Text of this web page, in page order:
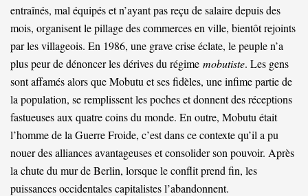
entraînés, mal équipés et n’ayant pas reçu de salaire depuis des
mois, organisent le pillage des commerces en ville, bientôt rejoints
par les villageois. En 1986, une grave crise éclate, le peuple n’a
plus peur de dénoncer les dérives du régime mobutiste. Les gens
sont affamés alors que Mobutu et ses fidèles, une infime partie de
la population, se remplissent les poches et donnent des réceptions
fastueuses aux quatre coins du monde. En outre, Mobutu était
l’homme de la Guerre Froide, c’est dans ce contexte qu’il a pu
nouer des alliances avantageuses et consolider son pouvoir. Après
la chute du mur de Berlin, lorsque le conflit prend fin, les
puissances occidentales capitalistes l’abandonnent.